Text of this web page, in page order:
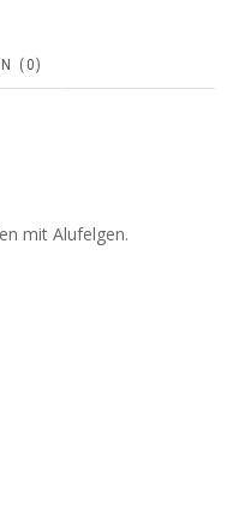
(0)
mit Alufelgen.